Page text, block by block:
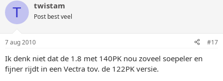
T twistam
Post best veel
7 aug 2010 #17
Ik denk niet dat de 1.8 met 140PK nou zoveel soepeler en
fijner rijdt in een Vectra tov. de 122PK versie.